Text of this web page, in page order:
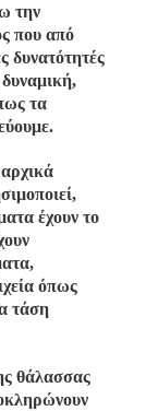
την
που από
δυνατότητές
τα
έχουν το
όπως
τάση
θάλασσας